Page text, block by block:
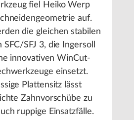
fiel Heiko Werp
auf.
die gleichen stabilen
SFJ 3, die Ingersoll
innovativen WinCut-
einsetzt.
Plattensitz lässt
Zahnvorschübe zu
ruppige Einsatzfälle.